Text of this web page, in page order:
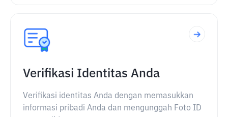
Verifikasi Identitas Anda
Verifikasi identitas Anda dengan memasukkan
informasi pribadi Anda dan mengunggah Foto ID